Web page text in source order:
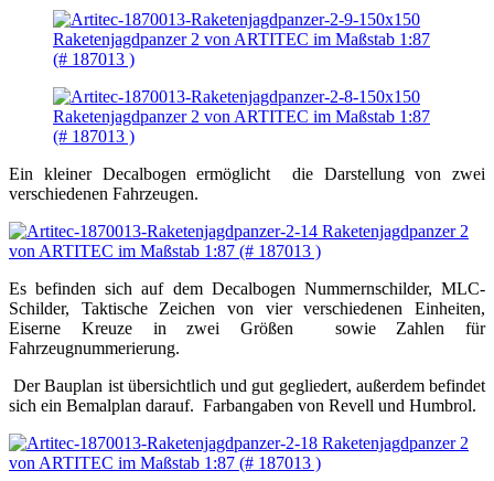
Ein kleiner Decalbogen ermöglicht die Darstellung von zwei
verschiedenen Fahrzeugen.
Es befinden sich auf dem Decalbogen Nummernschilder, MLC-
Schilder, Taktische Zeichen von vier verschiedenen Einheiten,
Eiserne Kreuze in zwei Größen sowie Zahlen für
Fahrzeugnummerierung.
Der Bauplan ist übersichtlich und gut gegliedert, außerdem befindet
sich ein Bemalplan darauf. Farbangaben von Revell und Humbrol.